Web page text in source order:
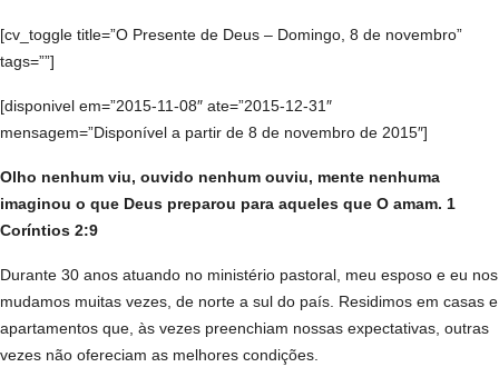
[cv_toggle title=”O Presente de Deus – Domingo, 8 de novembro”
tags=””]
[disponivel em=”2015-11-08″ ate=”2015-12-31″
mensagem=”Disponível a partir de 8 de novembro de 2015″]
Olho nenhum viu, ouvido nenhum ouviu, mente nenhuma
imaginou o que Deus preparou para aqueles que O amam. 1
Coríntios 2:9
Durante 30 anos atuando no ministério pastoral, meu esposo e eu nos
mudamos muitas vezes, de norte a sul do país. Residimos em casas e
apartamentos que, às vezes preenchiam nossas expectativas, outras
vezes não ofereciam as melhores condições.